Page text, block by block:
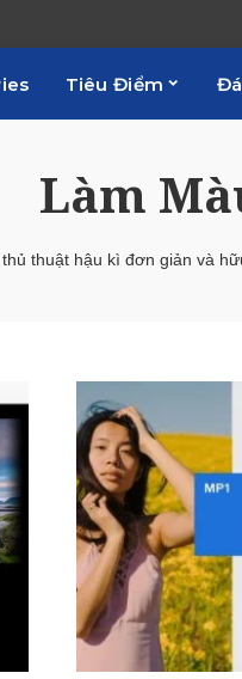
Tiêu Điểm
Làm
thủ thuật hậu kì đơn giản và